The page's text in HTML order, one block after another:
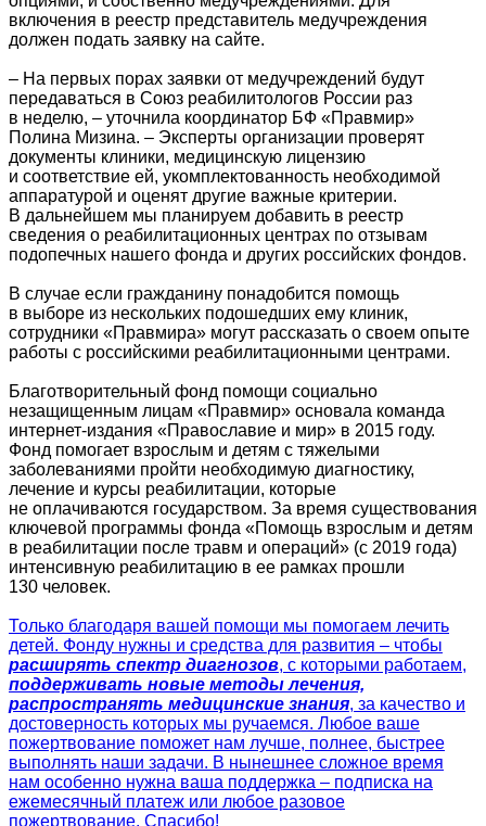
включения в реестр представитель медучреждения
должен подать заявку на сайте.
– На первых порах заявки от медучреждений будут
передаваться в Союз реабилитологов России раз
в неделю, – уточнила координатор БФ «Правмир»
Полина Мизина. – Эксперты организации проверят
документы клиники, медицинскую лицензию
и соответствие ей, укомплектованность необходимой
аппаратурой и оценят другие важные критерии.
В дальнейшем мы планируем добавить в реестр
сведения о реабилитационных центрах по отзывам
подопечных нашего фонда и других российских фондов.
В случае если гражданину понадобится помощь
в выборе из нескольких подошедших ему клиник,
сотрудники «Правмира» могут рассказать о своем опыте
работы с российскими реабилитационными центрами.
Благотворительный фонд помощи социально
незащищенным лицам «Правмир» основала команда
интернет‑издания «Православие и мир» в 2015 году.
Фонд помогает взрослым и детям с тяжелыми
заболеваниями пройти необходимую диагностику,
лечение и курсы реабилитации, которые
не оплачиваются государством. За время существования
ключевой программы фонда «Помощь взрослым и детям
в реабилитации после травм и операций» (с 2019 года)
интенсивную реабилитацию в ее рамках прошли
130 человек.
Только благодаря вашей помощи мы помогаем лечить
детей. Фонду нужны и средства для развития – чтобы
расширять спектр диагнозов, с которыми работаем,
поддерживать новые методы лечения,
распространять медицинские знания, за качество и
достоверность которых мы ручаемся. Любое ваше
пожертвование поможет нам лучше, полнее, быстрее
выполнять наши задачи. В нынешнее сложное время
нам особенно нужна ваша поддержка – подписка на
ежемесячный платеж или любое разовое
пожертвование. Спасибо!